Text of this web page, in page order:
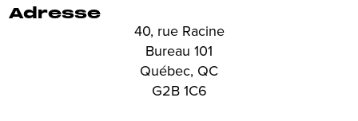
Adresse
40, rue Racine
Bureau 101
Québec, QC
G2B 1C6